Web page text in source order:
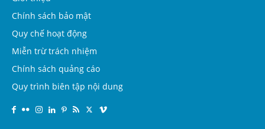
Chính sách bảo mật
Quy chế hoạt động
Miễn trừ trách nhiệm
Chính sách quảng cáo
Quy trình biên tập nội dung